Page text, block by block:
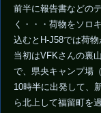
前半に報告書などの
く・・・荷物をソロ
込むとH-J58では荷
当初はVFKさんの裏
で、県央キャンプ場
10時半に出発して、
ら北上して福留町を